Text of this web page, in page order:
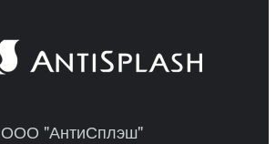
ООО "АнтиСплэш"